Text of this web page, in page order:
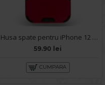
Husa spate pentru iPhone 12 - Mantis Case Rosu / Negru
59.90 lei
CUMPARA